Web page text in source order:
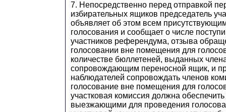
7. Непосредственно перед отправкой
избирательных ящиков председатель
объявляет об этом всем
голосования и сообщает о числе
участников референдума, отзыва
голосовании вне помещения для
количестве бюллетеней, выданных
сопровождающим переносной ящик, и
наблюдателей сопровождать членов
голосование вне помещения для
участковая комиссия должна
выезжающими для проведения